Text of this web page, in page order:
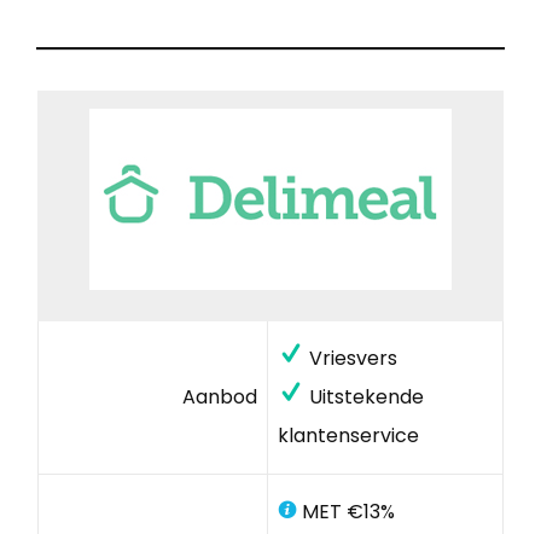
Aanbod
Vriesvers
Uitstekende
klantenservice
MET €13%